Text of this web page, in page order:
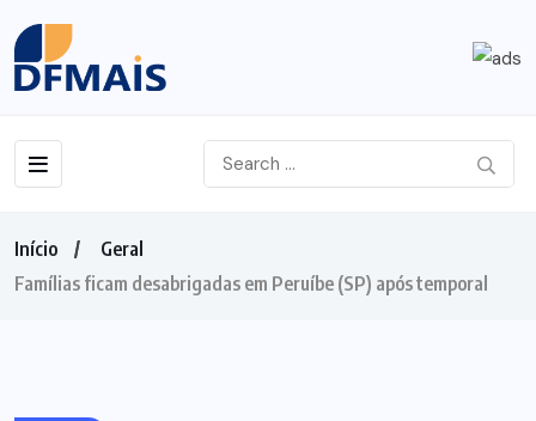
Início
Geral
Famílias ficam desabrigadas em Peruíbe (SP) após temporal